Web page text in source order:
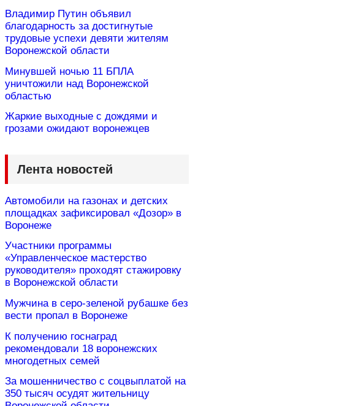
Владимир Путин объявил
благодарность за достигнутые
трудовые успехи девяти жителям
Воронежской области
Минувшей ночью 11 БПЛА
уничтожили над Воронежской
областью
Жаркие выходные с дождями и
грозами ожидают воронежцев
Лента новостей
Автомобили на газонах и детских
площадках зафиксировал «Дозор» в
Воронеже
Участники программы
«Управленческое мастерство
руководителя» проходят стажировку
в Воронежской области
Мужчина в серо-зеленой рубашке без
вести пропал в Воронеже
К получению госнаград
рекомендовали 18 воронежских
многодетных семей
За мошенничество с соцвыплатой на
350 тысяч осудят жительницу